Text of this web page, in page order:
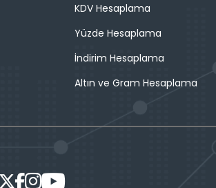
KDV Hesaplama
Yüzde Hesaplama
İndirim Hesaplama
Altın ve Gram Hesaplama